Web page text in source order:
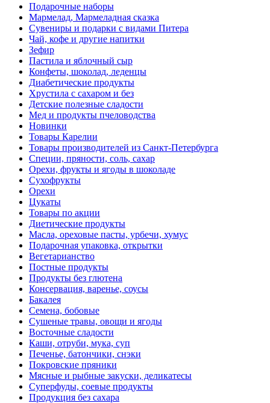
Подарочные наборы
Мармелад, Мармеладная сказка
Сувениры и подарки с видами Питера
Чай, кофе и другие напитки
Зефир
Пастила и яблочный сыр
Конфеты, шоколад, леденцы
Диабетические продукты
Хрустила с сахаром и без
Детские полезные сладости
Мед и продукты пчеловодства
Новинки
Товары Карелии
Товары производителей из Санкт-Петербурга
Специи, пряности, соль, сахар
Орехи, фрукты и ягоды в шоколаде
Сухофрукты
Орехи
Цукаты
Товары по акции
Диетические продукты
Масла, ореховые пасты, урбечи, хумус
Подарочная упаковка, открытки
Вегетарианство
Постные продукты
Продукты без глютена
Консервация, варенье, соусы
Бакалея
Семена, бобовые
Сушеные травы, овощи и ягоды
Восточные сладости
Каши, отруби, мука, суп
Печенье, батончики, снэки
Покровские пряники
Мясные и рыбные закуски, деликатесы
Суперфуды, соевые продукты
Продукция без сахара